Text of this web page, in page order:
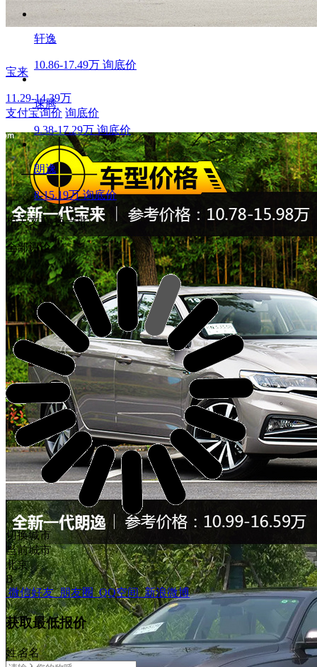
宝来
11.29-14.39万
支付宝询价 询底价
轩逸
10.86-17.49万 询底价
速腾
9.38-17.29万 询底价
朗逸
8-15.19万 询底价
相关文章换一批
全部评论
切换城市
当前城市
北京
B
微信好友 朋友圈 QQ空间 新浪微博
获取最低报价
姓名名